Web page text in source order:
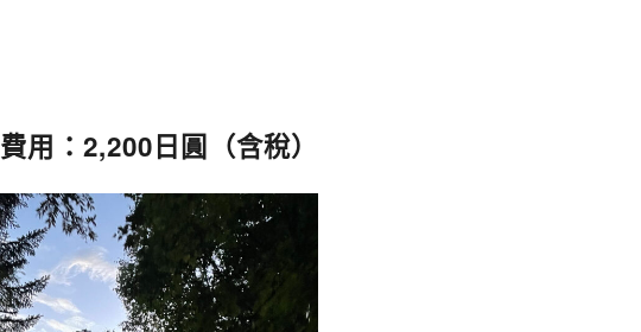
費用：2,200日圓（含稅）